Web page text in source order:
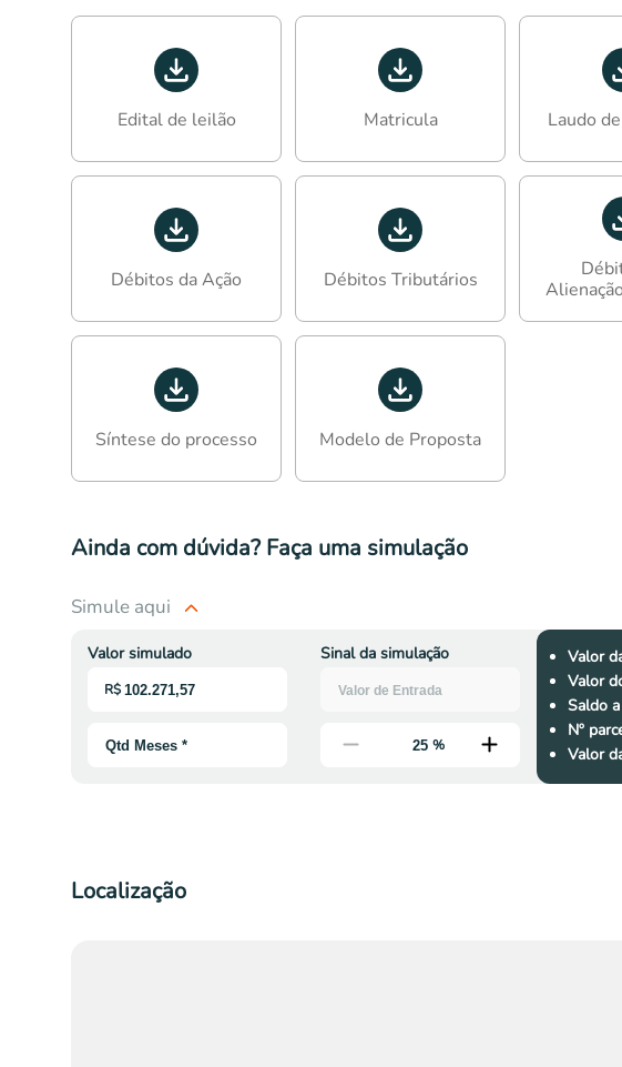
Edital de leilão Matricula Laudo
Débitos da Ação Débitos Tributários
Síntese do processo Modelo de Proposta
Ainda com dúvida? Faça uma simulação
Simule aqui
Valor simulado
R$
Sinal da simulação
%
Valor
Valor
Saldo
Nº
Valor
Localização